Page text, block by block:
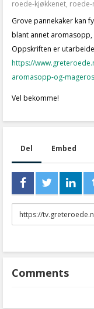
roede-kjøkkenet,
Grove pannekaker kan
blant annet aromasopp,
Oppskriften er
https://
aromasopp-og-
Vel bekomme!
Del Embed
URL
to
Comments